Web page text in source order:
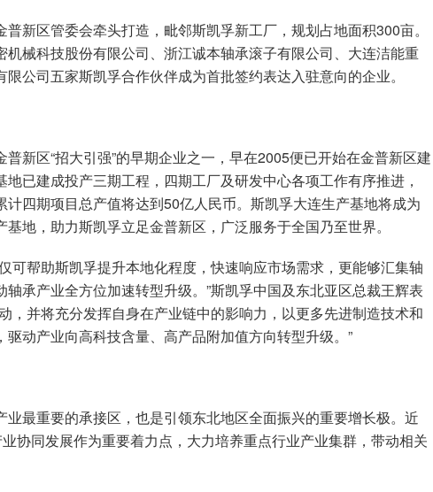
新区管委会牵头打造，毗邻斯凯孚新工厂，规划占地面积300亩。
械科技股份有限公司、浙江诚本轴承滚子有限公司、大连洁能重
公司五家斯凯孚合作伙伴成为首批签约表达入驻意向的企业。
新区“招大引强”的早期企业之一，早在2005便已开始在金普新区建
已建成投产三期工程，四期工厂及研发中心各项工作有序推进，
四期项目总产值将达到50亿人民币。斯凯孚大连生产基地将成为
地，助力斯凯孚立足金普新区，广泛服务于全国乃至世界。
可帮助斯凯孚提升本地化程度，快速响应市场需求，更能够汇集轴
承产业全方位加速转型升级。”斯凯孚中国及东北亚区总裁王辉表
，并将充分发挥自身在产业链中的影响力，以更多先进制造技术和
动产业向高科技含量、高产品附加值方向转型升级。”
最重要的承接区，也是引领东北地区全面振兴的重要增长极。近
协同发展作为重要着力点，大力培养重点行业产业集群，带动相关